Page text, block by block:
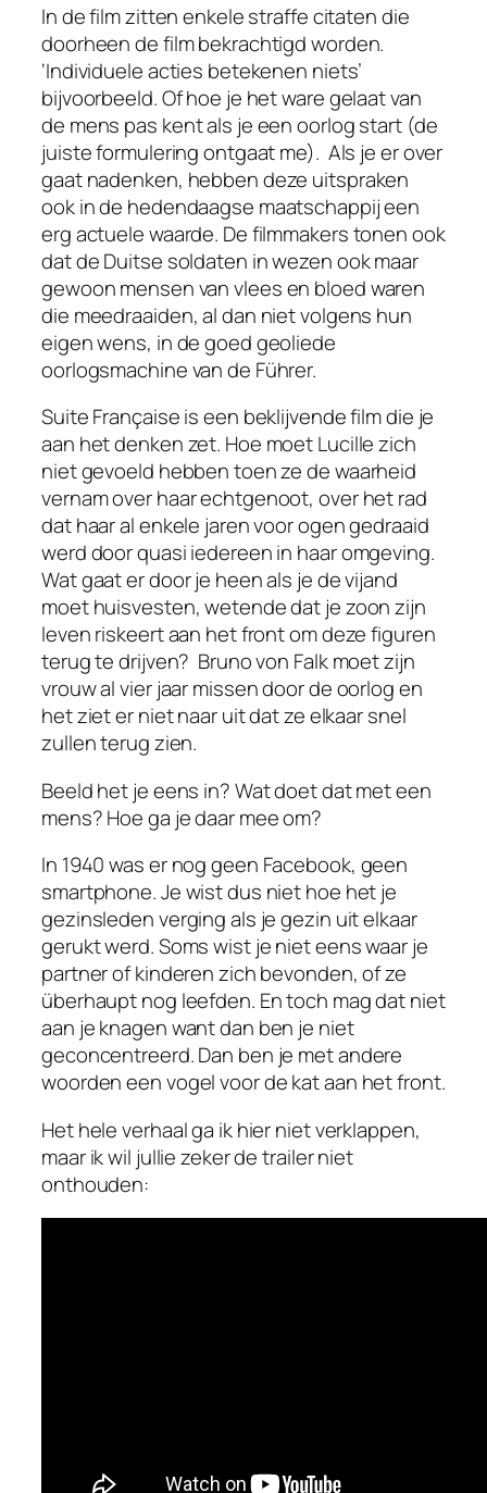
In de film zitten enkele straffe citaten die
doorheen de film bekrachtigd worden.
‘Individuele acties betekenen niets’
bijvoorbeeld. Of hoe je het ware gelaat van
de mens pas kent als je een oorlog start (de
juiste formulering ontgaat me). Als je er over
gaat nadenken, hebben deze uitspraken
ook in de hedendaagse maatschappij een
erg actuele waarde. De filmmakers tonen ook
dat de Duitse soldaten in wezen ook maar
gewoon mensen van vlees en bloed waren
die meedraaiden, al dan niet volgens hun
eigen wens, in de goed geoliede
oorlogsmachine van de Führer.
Suite Française is een beklijvende film die je
aan het denken zet. Hoe moet Lucille zich
niet gevoeld hebben toen ze de waarheid
vernam over haar echtgenoot, over het rad
dat haar al enkele jaren voor ogen gedraaid
werd door quasi iedereen in haar omgeving.
Wat gaat er door je heen als je de vijand
moet huisvesten, wetende dat je zoon zijn
leven riskeert aan het front om deze figuren
terug te drijven? Bruno von Falk moet zijn
vrouw al vier jaar missen door de oorlog en
het ziet er niet naar uit dat ze elkaar snel
zullen terug zien.
Beeld het je eens in? Wat doet dat met een
mens? Hoe ga je daar mee om?
In 1940 was er nog geen Facebook, geen
smartphone. Je wist dus niet hoe het je
gezinsleden verging als je gezin uit elkaar
gerukt werd. Soms wist je niet eens waar je
partner of kinderen zich bevonden, of ze
überhaupt nog leefden. En toch mag dat niet
aan je knagen want dan ben je niet
geconcentreerd. Dan ben je met andere
woorden een vogel voor de kat aan het front.
Het hele verhaal ga ik hier niet verklappen,
maar ik wil jullie zeker de trailer niet
onthouden: